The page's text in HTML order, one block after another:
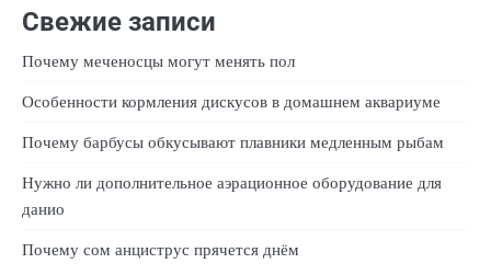
Свежие записи
Почему меченосцы могут менять пол
Особенности кормления дискусов в домашнем аквариуме
Почему барбусы обкусывают плавники медленным рыбам
Нужно ли дополнительное аэрационное оборудование для
данио
Почему сом анциструс прячется днём